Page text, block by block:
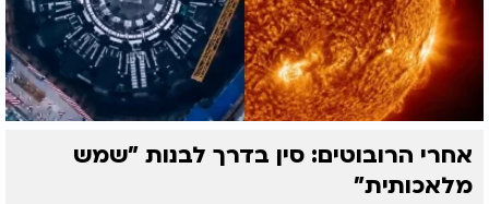
אחרי הרובוטים: סין בדרך לבנות "שמש
מלאכותית"